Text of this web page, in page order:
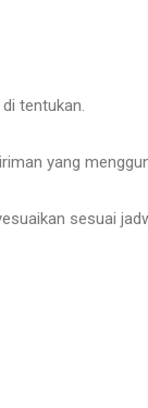
tentukan.
yang
sesuai